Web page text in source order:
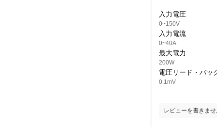
入力電圧
0~150V
入力電流
0~40A
最大電力
200W
電圧リード・バッ
0.1mV
レビューを書きま